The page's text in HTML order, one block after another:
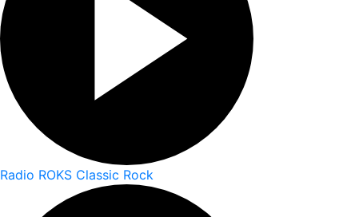
Radio ROKS Classic Rock